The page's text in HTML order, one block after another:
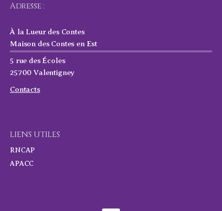
Adresse :
À la Lueur des Contes
Maison des Contes en Est
5 rue des Écoles
25700 Valentigney
Contacts
LIENS UTILES
RNCAP
APACC